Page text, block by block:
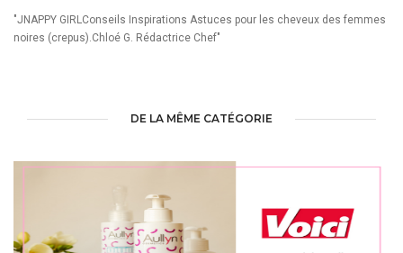
"JNAPPY GIRLConseils Inspirations Astuces pour les cheveux des femmes
noires (crepus).Chloé G. Rédactrice Chef"
DE LA MÊME CATÉGORIE